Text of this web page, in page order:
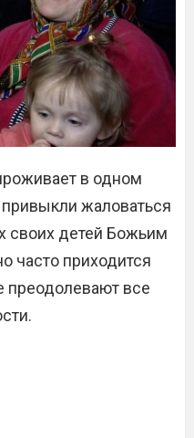
в одном
жаловаться
своих детей Божьим
часто приходится
преодолевают все